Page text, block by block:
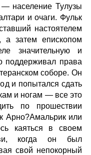
население Тулузы
и очаги. Фульк
настоятелем
а затем епископом
значительную и
поддерживал права
соборе. Он
и попытался сдать
и ногам — все это
по прошествии
Арно?Амальрик или
каяться в своем
когда он был
свой непокорный